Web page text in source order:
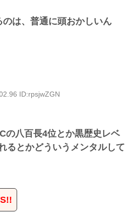
は、普通に頭おかしいん
ID:rpsjwZGN
の八百長4位とか黒歴史レベ
るとかどういうメンタルして